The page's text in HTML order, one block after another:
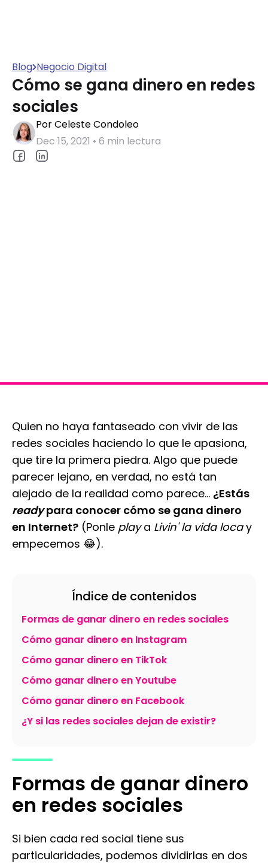
Blog Negocio Digital
Cómo se gana dinero en redes
sociales
Por Celeste Condoleo
Dec 15, 2021 • 6 min lectura
Quien no haya fantaseado con vivir de las
redes sociales haciendo lo que le apasiona,
que tire la primera piedra. Algo que puede
parecer lejano, en verdad, no está tan
alejado de la realidad como parece... ¿Estás
readypara conocer cómo se gana dinero
en Internet? (Ponle playa Livin' la vida locay
empecemos 😂).
Índice de contenidos
Formas de ganar dinero en redes sociales
Cómo ganar dinero en Instagram
Cómo ganar dinero en TikTok
Cómo ganar dinero en Youtube
Cómo ganar dinero en Facebook
¿Y si las redes sociales dejan de existir?
Formas de ganar dinero
en redes sociales
Si bien cada red social tiene sus
particularidades, podemos dividirlas en dos